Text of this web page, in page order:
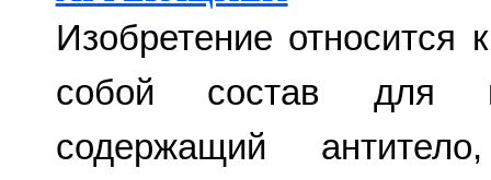
Изобретение относится
собой состав для
содержащий